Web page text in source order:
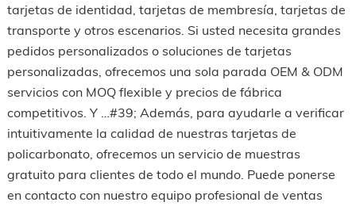
tarjetas de identidad, tarjetas de membresía, tarjetas de
transporte y otros escenarios. Si usted necesita grandes
pedidos personalizados o soluciones de tarjetas
personalizadas, ofrecemos una sola parada OEM & ODM
servicios con MOQ flexible y precios de fábrica
competitivos. Y …#39; Además, para ayudarle a verificar
intuitivamente la calidad de nuestras tarjetas de
policarbonato, ofrecemos un servicio de muestras
gratuito para clientes de todo el mundo. Puede ponerse
en contacto con nuestro equipo profesional de ventas